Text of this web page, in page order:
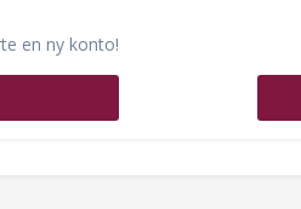
en ny konto!